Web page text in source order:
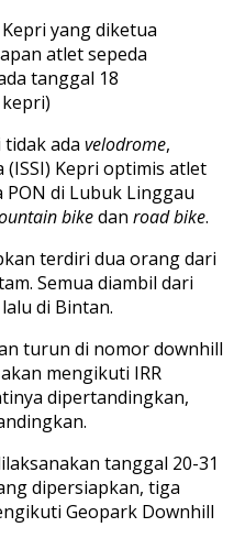
yang diketua
atlet sepeda
tanggal 18
tidak ada velodrome,
(ISSI) Kepri optimis atlet
di Lubuk Linggau
bikedan road bike.
terdiri dua orang dari
Semua diambil dari
di Bintan.
turun di nomor downhill
akan mengikuti IRR
dipertandingkan,
tanggal 20-31
dipersiapkan, tiga
Geopark Downhill